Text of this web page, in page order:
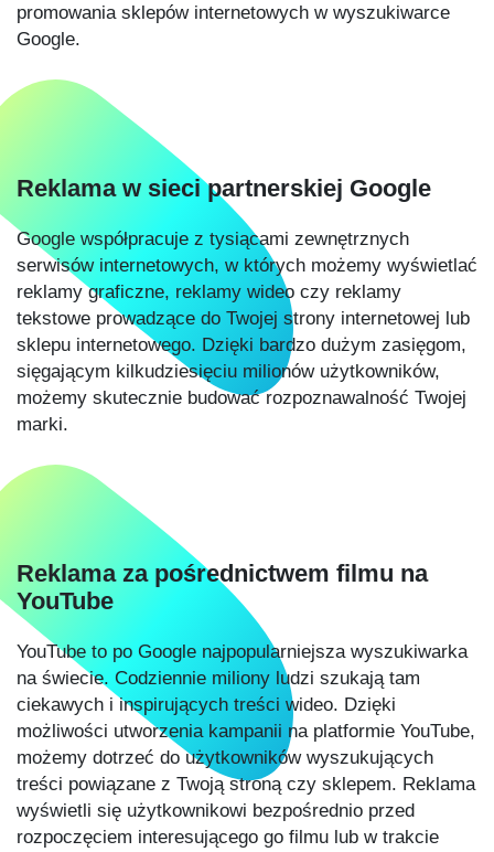
promowania sklepów internetowych w wyszukiwarce
Google.
Reklama w sieci partnerskiej Google
Google współpracuje z tysiącami zewnętrznych
serwisów internetowych, w których możemy wyświetlać
reklamy graficzne, reklamy wideo czy reklamy
tekstowe prowadzące do Twojej strony internetowej lub
sklepu internetowego. Dzięki bardzo dużym zasięgom,
sięgającym kilkudziesięciu milionów użytkowników,
możemy skutecznie budować rozpoznawalność Twojej
marki.
Reklama za pośrednictwem filmu na
YouTube
YouTube to po Google najpopularniejsza wyszukiwarka
na świecie. Codziennie miliony ludzi szukają tam
ciekawych i inspirujących treści wideo. Dzięki
możliwości utworzenia kampanii na platformie YouTube,
możemy dotrzeć do użytkowników wyszukujących
treści powiązane z Twoją stroną czy sklepem. Reklama
wyświetli się użytkownikowi bezpośrednio przed
rozpoczęciem interesującego go filmu lub w trakcie